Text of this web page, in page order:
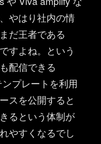
やはり社内の情
だ王者である
すよね。という
配信できる
プレートを利用
スを公開すると
るという体制が
やすくなるでし